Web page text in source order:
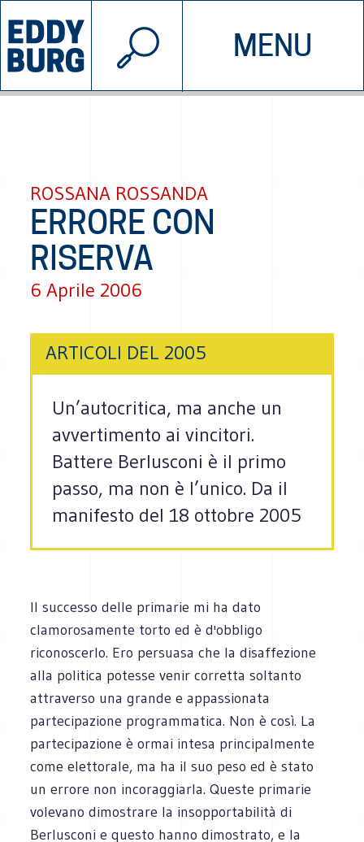
MENU
INIZIATIVE CHI SIAMO
© 2026 EDDYBURG
ROSSANA ROSSANDA
ERRORE CON
RISERVA
6 Aprile 2006
ARTICOLI DEL 2005
Un’autocritica, ma anche un
avvertimento ai vincitori.
Battere Berlusconi è il primo
passo, ma non è l’unico. Da il
manifesto del 18 ottobre 2005
Il successo delle primarie mi ha dato
clamorosamente torto ed è d'obbligo
riconoscerlo. Ero persuasa che la disaffezione
alla politica potesse venir corretta soltanto
attraverso una grande e appassionata
partecipazione programmatica. Non è così. La
partecipazione è ormai intesa principalmente
come elettorale, ma ha il suo peso ed è stato
un errore non incoraggiarla. Queste primarie
volevano dimostrare la insopportabilità di
Berlusconi e questo hanno dimostrato, e la